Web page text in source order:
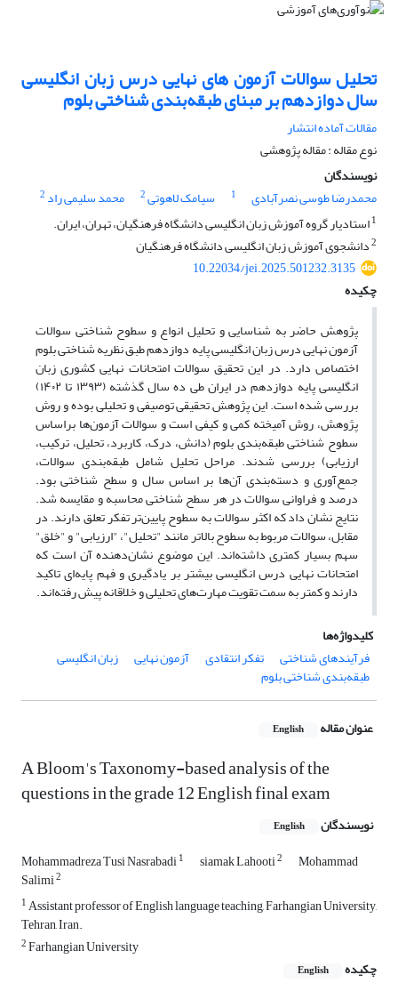
تحلیل سوالات آزمون های نهایی درس زبان انگلیسی
سال دوازدهم بر مبنای طبقه‌بندی شناختی بلوم
مقالات آماده انتشار
نوع مقاله : مقاله پژوهشی
نویسندگان
محمدرضا طوسی نصرآبادی
1 سیامک لاهوتی2 محمد سلیمی راد 2
1استادیار گروه آموزش زبان انگلیسی دانشگاه فرهنگیان، تهران، ایران.
2دانشجوی آموزش زبان انگلیسی دانشگاه فرهنگیان
10.22034/jei.2025.501232.3135
چکیده
پژوهش حاضر به شناسایی و تحلیل انواع و سطوح شناختی سوالات
آزمون نهایی درس زبان انگلیسی پایه دوازدهم طبق نظریه شناختی بلوم
اختصاص دارد. در این تحقیق سوالات امتحانات نهایی کشوری زبان
انگلیسی پایه دوازدهم در ایران طی ده سال گذشته (۱۳۹۳ تا ۱۴۰۲)
بررسی شده است. این پژوهش تحقیقی توصیفی و تحلیلی بوده و روش
پژوهش، روش‌ آمیخته کمی و کیفی است و سوالات آزمون‌ها براساس
سطوح شناختی طبقه‌بندی بلوم (دانش، درک، کاربرد، تحلیل، ترکیب،
ارزیابی) بررسی شدند. مراحل تحلیل شامل طبقه‌بندی سوالات،
جمع‌آوری و دسته‌بندی آن‌ها بر اساس سال و سطح شناختی بود.
درصد و فراوانی سوالات در هر سطح شناختی محاسبه و مقایسه شد.
نتایج نشان داد که اکثر سوالات به سطوح پایین‌تر تفکر تعلق دارند. در
مقابل، سوالات مربوط به سطوح بالاتر مانند "تحلیل"، "ارزیابی" و "خلق"
سهم بسیار کمتری داشته‌اند. این موضوع نشان‌دهنده آن است که
امتحانات نهایی درس انگلیسی بیشتر بر یادگیری و فهم پایه‌ای تاکید
دارند و کمتر به سمت تقویت مهارت‌های تحلیلی و خلاقانه پیش رفته‌اند.
کلیدواژه‌ها
فرآیندهای شناختی
تفکر انتقادی آزمون‌ نهایی زبان انگلیسی
طبقه‌بندی شناختی بلوم
عنوان مقاله English
A Bloom's Taxonomy-based analysis of the
questions in the grade 12 English final exam
نویسندگان English
Mohammadreza Tusi Nasrabadi1 siamak Lahooti2 Mohammad
Salimi2
1Assistant professor of English language teaching, Farhangian University,
Tehran, Iran.
2Farhangian University
چکیده
English